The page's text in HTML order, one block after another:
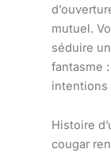
mutuel.
séduire
fantasme
intentions
Histoire
cougar